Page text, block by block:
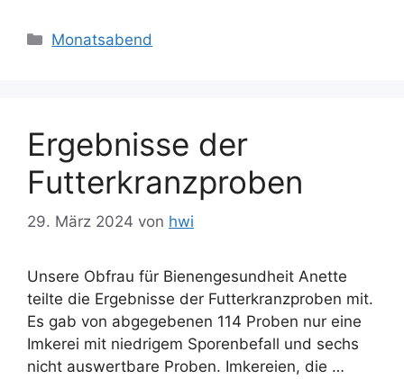
Kategorien
Monatsabend
Ergebnisse der
Futterkranzproben
29. März 2024 von hwi
Unsere Obfrau für Bienengesundheit Anette
teilte die Ergebnisse der Futterkranzproben mit.
Es gab von abgegebenen 114 Proben nur eine
Imkerei mit niedrigem Sporenbefall und sechs
nicht auswertbare Proben. Imkereien, die …